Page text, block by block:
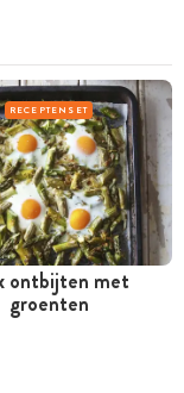
RECEPTENSET
ontbijten met
groenten